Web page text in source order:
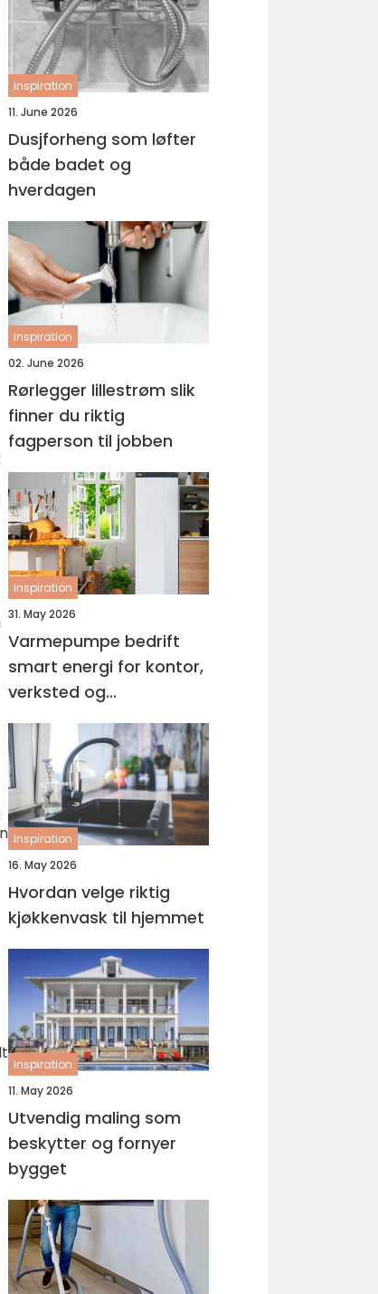
inspiration
11. June 2026
Dusjforheng som løfter
både badet og
hverdagen
inspiration
02. June 2026
Rørlegger lillestrøm slik
finner du riktig
fagperson til jobben
inspiration
31. May 2026
Varmepumpe bedrift
smart energi for kontor,
verksted og
næringsbygg
inspiration
16. May 2026
Hvordan velge riktig
kjøkkenvask til hjemmet
inspiration
11. May 2026
Utvendig maling som
beskytter og fornyer
bygget